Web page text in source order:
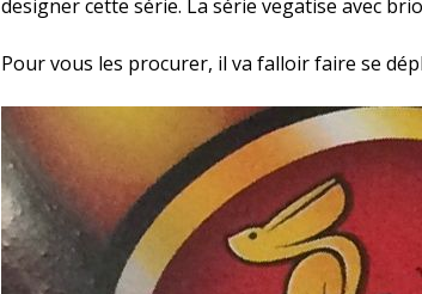
designer cette série. La série vegatise avec
Pour vous les procurer, il va falloir faire se